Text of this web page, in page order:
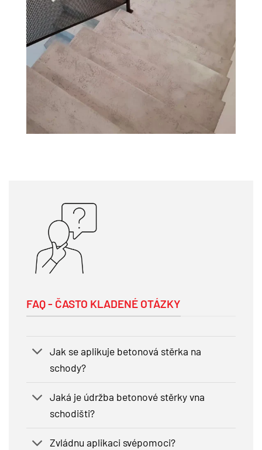
FAQ - ČASTO KLADENÉ OTÁZKY
Jak se aplikuje betonová stěrka na
schody?
Jaká je údržba betonové stěrky vna
schodišti?
Zvládnu aplikaci svépomoci?